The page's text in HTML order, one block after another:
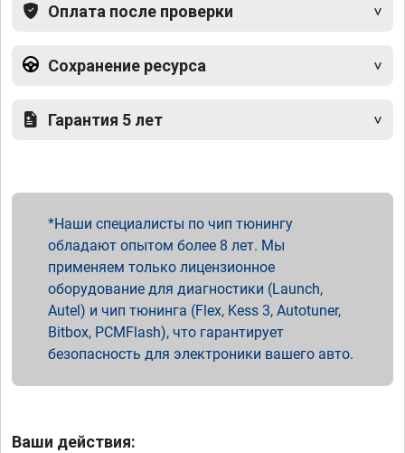
Оплата после проверки
Сохранение ресурса
Гарантия 5 лет
Наши специалисты по чип тюнингу
обладают опытом более 8 лет. Мы
применяем только лицензионное
оборудование для диагностики (Launch,
Autel) и чип тюнинга (Flex, Kess 3, Autotuner,
Bitbox, PCMFlash), что гарантирует
безопасность для электроники вашего авто.
Ваши действия: